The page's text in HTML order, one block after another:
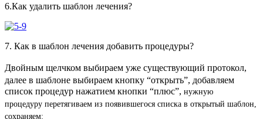
6.Как удалить шаблон лечения?
7. Как в шаблон лечения добавить процедуры?
Двойным щелчком выбираем уже существующий протокол,
далее в шаблоне выбираем кнопку “открыть”, добавляем
список процедур нажатием кнопки “плюс”, нужную
процедуру перетягиваем из появившегося списка в открытый шаблон,
сохраняем: